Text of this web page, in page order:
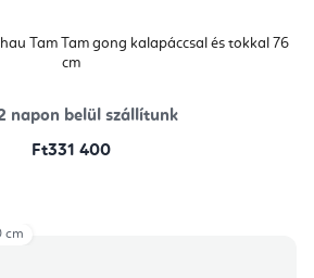
Tam Tam gong kalapáccsal és tokkal 76
cm
napon belül szállítunk
Ft331 400
cm